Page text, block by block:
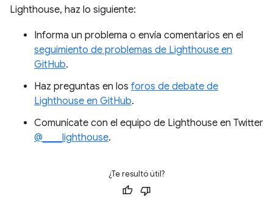
Lighthouse, haz lo siguiente:
Informa un problema o envía comentarios en el
seguimiento de problemas de Lighthouse en
GitHub.
Haz preguntas en los foros de debate de
Lighthouse en GitHub.
Comunícate con el equipo de Lighthouse en Twitter
@____lighthouse.
¿Te resultó útil?